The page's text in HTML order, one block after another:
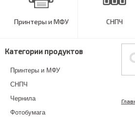
Принтеры и МФУ СНПЧ
Категории продуктов
Принтеры и МФУ
СНПЧ
Чернила
Фотобумага